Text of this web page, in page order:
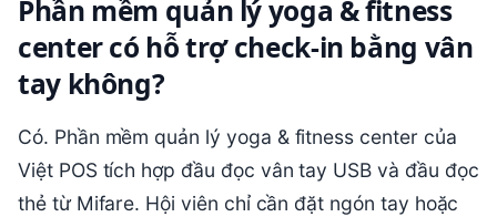
Phần mềm quản lý yoga & fitness
center có hỗ trợ check-in bằng vân
tay không?
Có. Phần mềm quản lý yoga & fitness center của
Việt POS tích hợp đầu đọc vân tay USB và đầu đọc
thẻ từ Mifare. Hội viên chỉ cần đặt ngón tay hoặc